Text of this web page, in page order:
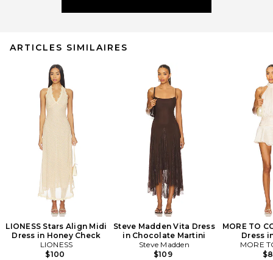
ARTICLES SIMILAIRES
LIONESS Stars Align Midi
Dress in Honey Check
LIONESS
$100
Steve Madden Vita Dress
in Chocolate Martini
Steve Madden
$109
MORE TO
Dress
MORE